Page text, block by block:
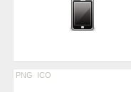
PNG ICO